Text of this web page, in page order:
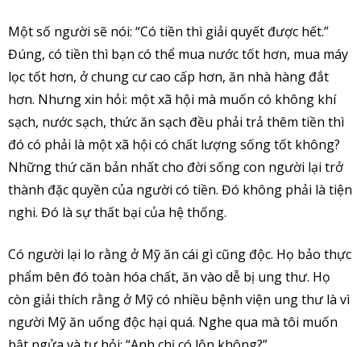
Một số người sẽ nói: “Có tiền thì giải quyết được hết.”
Đúng, có tiền thì bạn có thể mua nước tốt hơn, mua máy
lọc tốt hơn, ở chung cư cao cấp hơn, ăn nhà hàng đắt
hơn. Nhưng xin hỏi: một xã hội mà muốn có không khí
sạch, nước sạch, thức ăn sạch đều phải trả thêm tiền thì
đó có phải là một xã hội có chất lượng sống tốt không?
Những thứ căn bản nhất cho đời sống con người lại trở
thành đặc quyền của người có tiền. Đó không phải là tiện
nghi. Đó là sự thất bại của hệ thống.
Có người lại lo rằng ở Mỹ ăn cái gì cũng độc. Họ bảo thực
phẩm bên đó toàn hóa chất, ăn vào dễ bị ung thư. Họ
còn giải thích rằng ở Mỹ có nhiều bệnh viện ung thư là vì
người Mỹ ăn uống độc hại quá. Nghe qua mà tôi muốn